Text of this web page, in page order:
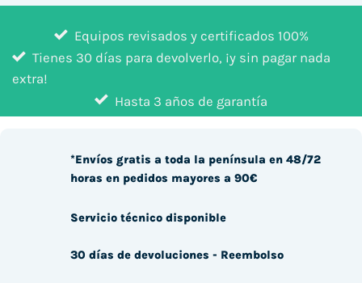
Equipos revisados y certificados 100%
Tienes 30 días para devolverlo, ¡y sin pagar nada
extra!
Hasta 3 años de garantía
*Envíos gratis a toda la península en 48/72
horas en pedidos mayores a 90€
Servicio técnico disponible
30 días de devoluciones - Reembolso